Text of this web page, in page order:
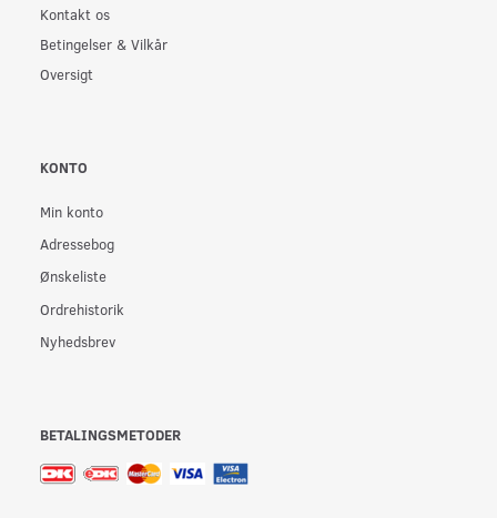
Kontakt os
Betingelser & Vilkår
Oversigt
KONTO
Min konto
Adressebog
Ønskeliste
Ordrehistorik
Nyhedsbrev
BETALINGSMETODER